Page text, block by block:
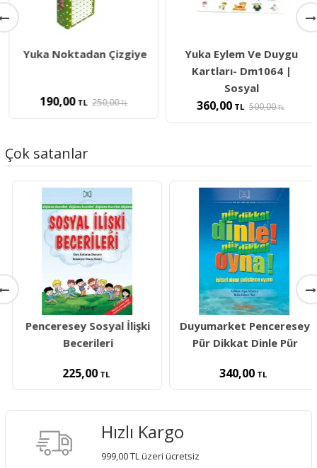
Yuka Noktadan Çizgiye
190,00TL 250,00TL
Yuka Eylem Ve Duygu
Kartları- Dm1064 |
Sosyal
360,00TL 500,00TL
Çok satanlar
Penceresey Sosyal İlişki
Becerileri
225,00TL
Duyumarket Penceresey
Pür Dikkat Dinle Pür
340,00TL
Hızlı Kargo
999,00 TL üzeri ücretsiz